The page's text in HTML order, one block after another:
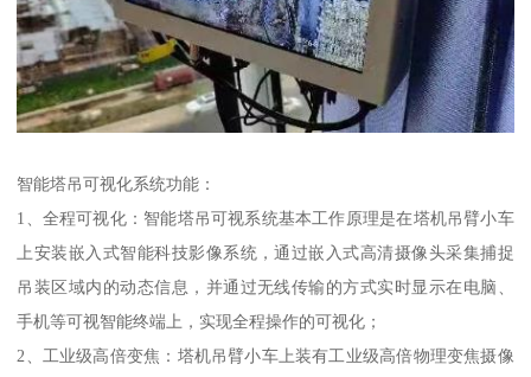
智能塔吊可视化系统功能：
1、全程可视化：智能塔吊可视系统基本工作原理是在塔机吊臂小车
上安装嵌入式智能科技影像系统，通过嵌入式高清摄像头采集捕捉
吊装区域内的动态信息，并通过无线传输的方式实时显示在电脑、
手机等可视智能终端上，实现全程操作的可视化；
2、工业级高倍变焦：塔机吊臂小车上装有工业级高倍物理变焦摄像